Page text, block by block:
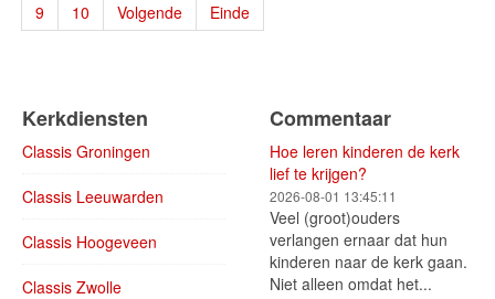
9 10 Volgende Einde
Kerkdiensten
Classis Groningen
Classis Leeuwarden
Classis Hoogeveen
Classis Zwolle
Commentaar
Hoe leren kinderen de kerk
lief te krijgen?
2026-08-01 13:45:11
Veel (groot)ouders
verlangen ernaar dat hun
kinderen naar de kerk gaan.
Niet alleen omdat het...